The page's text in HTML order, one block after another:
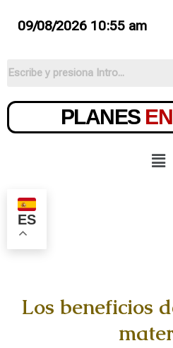
09/08/2026 10:55 am
PLANES
ES
Los beneficios